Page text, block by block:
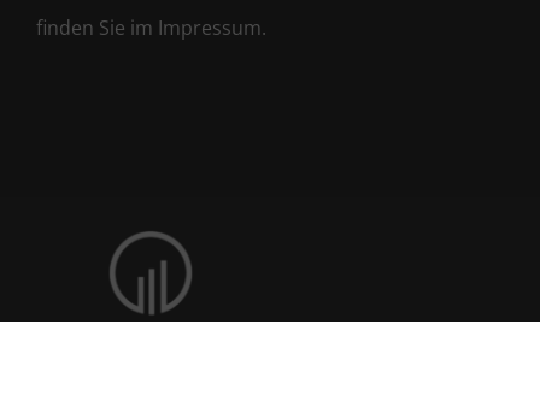
finden Sie im Impressum.